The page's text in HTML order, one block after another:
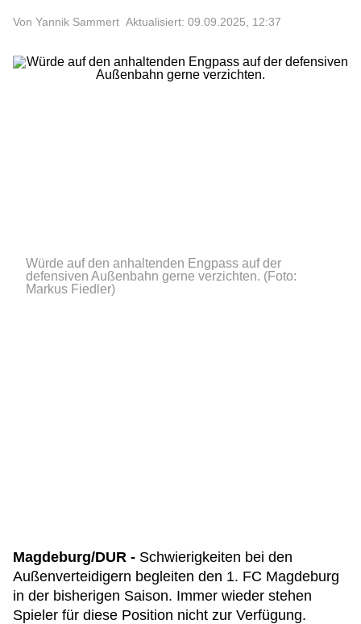
Von Yannik Sammert Aktualisiert: 09.09.2025, 12:37
Würde auf den anhaltenden Engpass auf der
defensiven Außenbahn gerne verzichten. (Foto:
Markus Fiedler)
Magdeburg/DUR - Schwierigkeiten bei den
Außenverteidigern begleiten den 1. FC Magdeburg
in der bisherigen Saison. Immer wieder stehen
Spieler für diese Position nicht zur Verfügung.